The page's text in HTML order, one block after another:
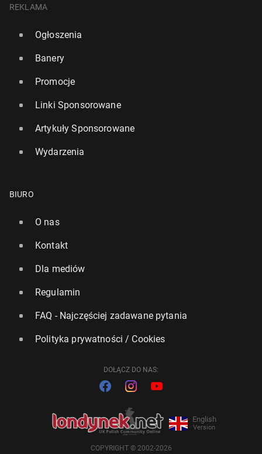
REKLAMA
Ogłoszenia
Banery
Promocje
Linki Sponsorowane
Artykuły Sponsorowane
Wydarzenia
BIURO
O nas
Kontakt
Dla mediów
Regulamin
FAQ - Najczęściej zadawane pytania
Polityka prywatności / Cookies
DOŁĄCZ DO NAS:
English
Version
COPYRIGHT © 2002-2026